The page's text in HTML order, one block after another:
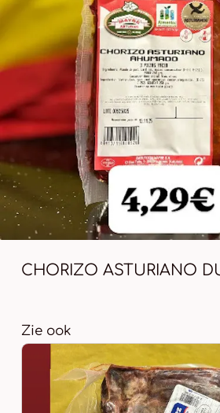
CHORIZO ASTURIANO
Zie ook